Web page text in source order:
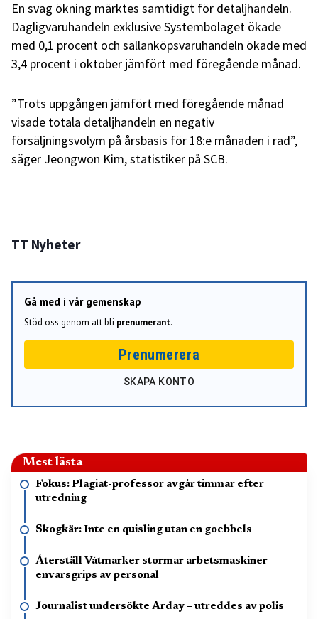
En svag ökning märktes samtidigt för detaljhandeln.
Dagligvaruhandeln exklusive Systembolaget ökade
med 0,1 procent och sällanköpsvaruhandeln ökade med
3,4 procent i oktober jämfört med föregående månad.
”Trots uppgången jämfört med föregående månad
visade totala detaljhandeln en negativ
försäljningsvolym på årsbasis för 18:e månaden i rad”,
säger Jeongwon Kim, statistiker på SCB.
TT Nyheter
Gå med i vår gemenskap
Stöd oss genom att bli prenumerant.
Prenumerera
SKAPA KONTO
Mest lästa
Fokus: Plagiat-professor avgår timmar efter
utredning
Skogkär: Inte en quisling utan en goebbels
Återställ Våtmarker stormar arbetsmaskiner –
envarsgrips av personal
Journalist undersökte Arday – utreddes av polis